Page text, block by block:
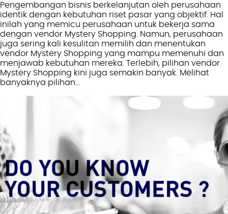
Pengembangan bisnis berkelanjutan oleh perusahaan
identik dengan kebutuhan riset pasar yang objektif. Hal
inilah yang memicu perusahaan untuk bekerja sama
dengan vendor Mystery Shopping. Namun, perusahaan
juga sering kali kesulitan memilih dan menentukan
vendor Mystery Shopping yang mampu memenuhi dan
menjawab kebutuhan mereka. Terlebih, pilihan vendor
Mystery Shopping kini juga semakin banyak. Melihat
banyaknya pilihan…